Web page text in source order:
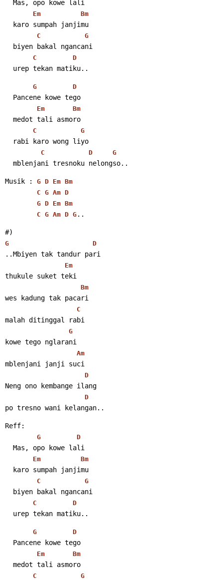
  Mas, opo kowe lali
Em Bm
  karo sumpah janjimu
C G
  biyen bakal ngancani
C D
  urep tekan matiku..
G D
  Pancene kowe tego
Em Bm
  medot tali asmoro
C G
  rabi karo wong liyo
C D G
  mblenjani tresnoku nelongso..
Musik : G D Em Bm
C G Am D
G D Em Bm
C G Am D G ..
#)
G D
..Mbiyen tak tandur pari
Em
thukule suket teki
Bm
wes kadung tak pacari
C
malah ditinggal rabi
G
kowe tego nglarani
Am
mblenjani janji suci
D
Neng ono kembange ilang
D
po tresno wani kelangan..
Reff:
G D
  Mas, opo kowe lali
Em Bm
  karo sumpah janjimu
C G
  biyen bakal ngancani
C D
  urep tekan matiku..
G D
  Pancene kowe tego
Em Bm
  medot tali asmoro
C G